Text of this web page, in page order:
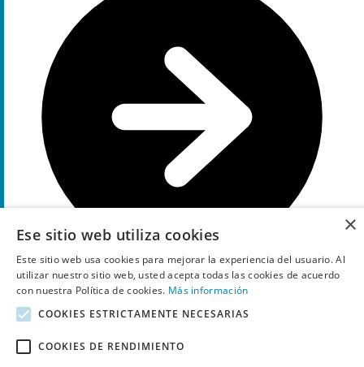
Códigos promocionales de Geox recientemente expirados, a
veces todavía funcionan
×
Ese sitio web utiliza cookies
Este sitio web usa cookies para mejorar la experiencia del usuario. Al
utilizar nuestro sitio web, usted acepta todas las cookies de acuerdo
con nuestra Política de cookies. Más información
COOKIES ESTRICTAMENTE NECESARIAS
COOKIES DE RENDIMIENTO